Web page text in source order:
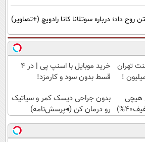
روح داد؛ درباره سوتلانا کانا رادویچ (+تصاویر)
تهران
خرید موبایل با اسنپ پی | در ۴
قسط بدون سود و کارمزد!
هیچی
بدون جراحی دیسک کمر و سیاتیک
رو درمان کن (◂پرسش‌نامه)